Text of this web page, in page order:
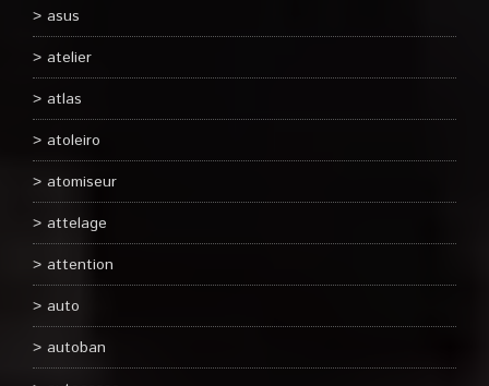
asus
atelier
atlas
atoleiro
atomiseur
attelage
attention
auto
autoban